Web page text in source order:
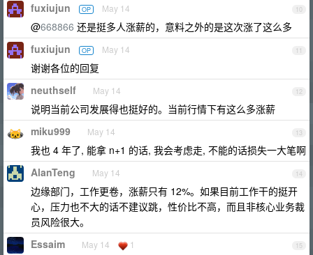
10
fuxiujun OP May 14
@668866 还是挺多人涨薪的，意料之外的是这次涨了这么多
11
fuxiujun OP May 14
谢谢各位的回复
12
neuthself May 14
说明当前公司发展得也挺好的。当前行情下有这么多涨薪
13
miku999 May 14
我也 4 年了, 能拿 n+1 的话, 我会考虑走, 不能的话损失一大笔啊
14
AlanTeng May 14
边缘部门，工作更卷，涨薪只有 12%。如果目前工作干的挺开
心，压力也不大的话不建议跳，性价比不高，而且非核心业务裁
员风险很大。
15
Essaim May 14 1